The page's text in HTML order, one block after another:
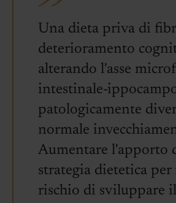
Una dieta priva di
deterioramento
alterando l'asse
intestinale-
patologicamente
normale
Aumentare l'apporto
strategia dietetica
rischio di sviluppare il